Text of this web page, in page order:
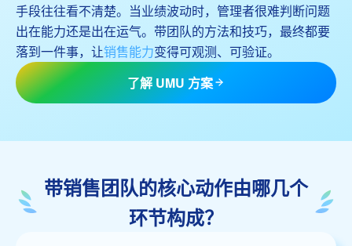
手段往往看不清楚。当业绩波动时，管理者很难判断问题
出在能力还是出在运气。带团队的方法和技巧，最终都要
落到一件事，让销售能力变得可观测、可验证。
了解 UMU 方案
带销售团队的核心动作由哪几个
环节构成？